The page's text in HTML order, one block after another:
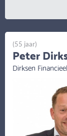
(55 jaar)
Peter
Dirksen